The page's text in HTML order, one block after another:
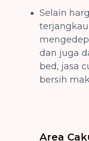
Selain
dan juga
bed, jasa
bersih
Area